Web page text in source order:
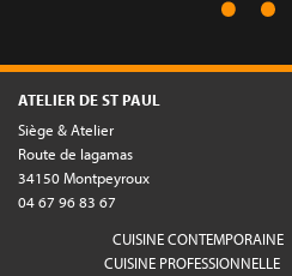
ATELIER DE ST PAUL
Siège & Atelier
Route de lagamas
34150 Montpeyroux
04 67 96 83 67
CUISINE CONTEMPORAINE
CUISINE PROFESSIONNELLE